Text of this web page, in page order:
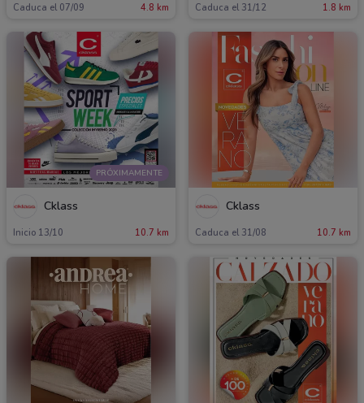
Caduca el 07/09 4.8 km Caduca el 31/12 1.8 km
PRÓXIMAMENTE
Cklass
Inicio 13/10 10.7 km
Cklass
Caduca el 31/08 10.7 km